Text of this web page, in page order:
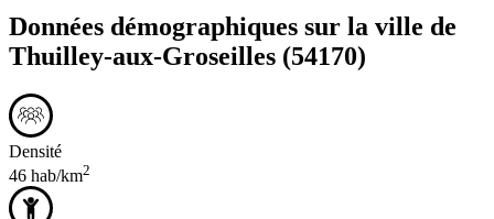
Données démographiques sur la ville de
Thuilley-aux-Groseilles (54170)
Densité
46 hab/km2